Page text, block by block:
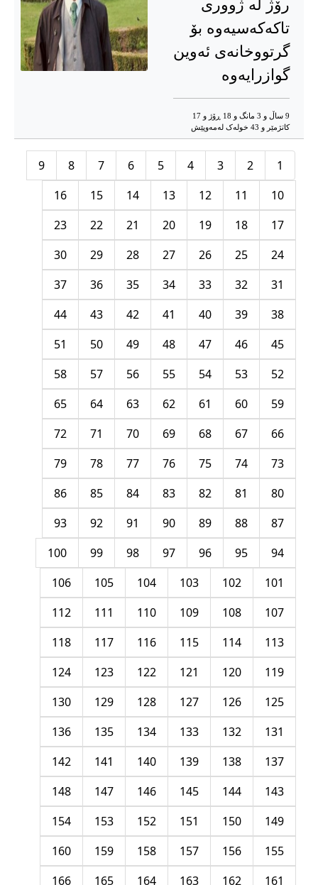
رۆژ لە ژووری
تاکەکەسیەوە بۆ
گرتووخانەی ئەوین
گوازرایەوە
9 ساڵ و 3 مانگ و 18 ڕۆژ و 17
کاتژمێر و 43 خوله‌ک له‌مه‌وپێش‌
1
2
3
4
5
6
7
8
9
10
11
12
13
14
15
16
17
18
19
20
21
22
23
24
25
26
27
28
29
30
31
32
33
34
35
36
37
38
39
40
41
42
43
44
45
46
47
48
49
50
51
52
53
54
55
56
57
58
59
60
61
62
63
64
65
66
67
68
69
70
71
72
73
74
75
76
77
78
79
80
81
82
83
84
85
86
87
88
89
90
91
92
93
94
95
96
97
98
99
100
101
102
103
104
105
106
107
108
109
110
111
112
113
114
115
116
117
118
119
120
121
122
123
124
125
126
127
128
129
130
131
132
133
134
135
136
137
138
139
140
141
142
143
144
145
146
147
148
149
150
151
152
153
154
155
156
157
158
159
160
161
162
163
164
165
166